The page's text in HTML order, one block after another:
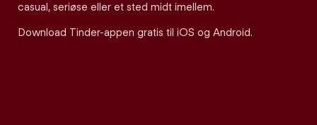
casual, seriøse eller et sted midt imellem.
Download Tinder-appen gratis til iOS og Android.